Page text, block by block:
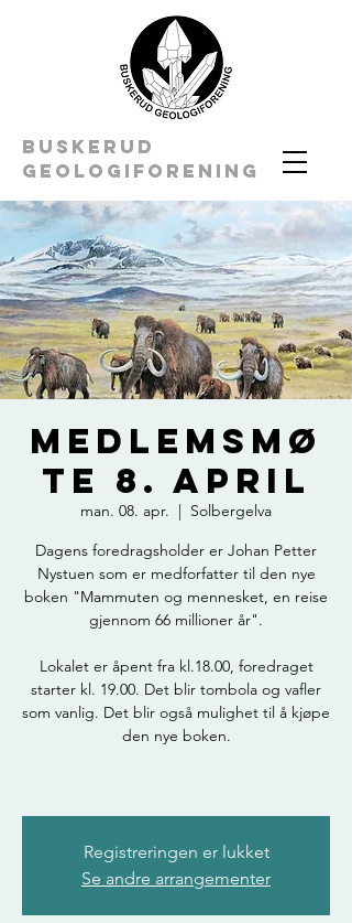
BUSKERUD
geologiforening
Medlemsmø
te 8. april
man. 08. apr.
  |
Solbergelva
Dagens foredragsholder er Johan Petter
Nystuen som er medforfatter til den nye
boken "Mammuten og mennesket, en reise
gjennom 66 millioner år".
Lokalet er åpent fra kl.18.00, foredraget
starter kl. 19.00. Det blir tombola og vafler
som vanlig. Det blir også mulighet til å kjøpe
den nye boken.
Registreringen er lukket
Se andre arrangementer